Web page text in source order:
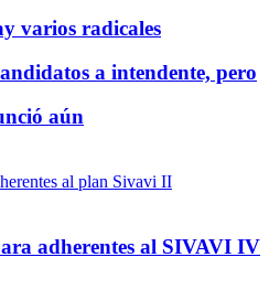
varios radicales
a intendente, pero
aún
adherentes al SIVAVI IV